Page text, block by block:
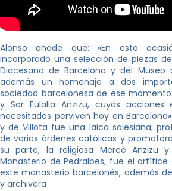
Alonso añade que: «En esta
incorporado una selección de piezas
Diocesano de Barcelona y del Museo
además un homenaje a dos
sociedad barcelonesa de ese
y Sor Eulalia Anzizu, cuyas
necesitados perviven hoy en
y de Villota fue una laica salesiana,
de varias órdenes católicas y
su parte, la religiosa Mercè Anzizu
Monasterio de Pedralbes, fue el
este monasterio barcelonés, además
y archivera